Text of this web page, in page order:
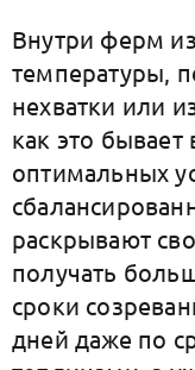
Внутри ферм
температуры,
нехватки или
как это
оптимальных
раскрывают
получать
сроки
дней даже по